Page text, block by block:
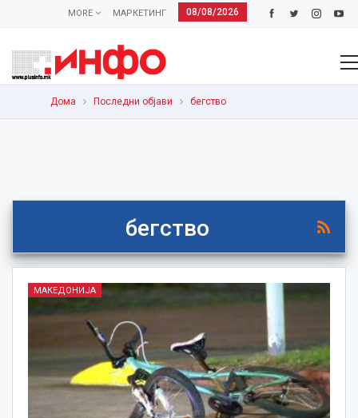
08/08/2026
МАРКЕТИНГ
MORE
Дома Последни објави бегство
бегство
МАКЕДОНИЈА